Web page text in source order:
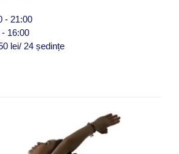
- 21:00
16:00
lei/ 24 ședințe